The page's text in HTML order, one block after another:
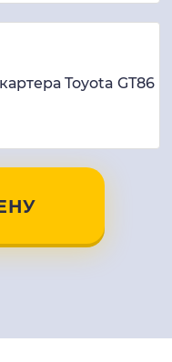
Toyota GT86